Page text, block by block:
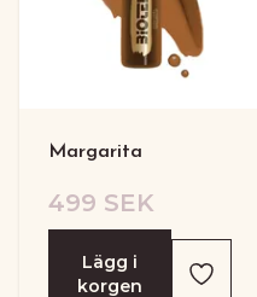
Margarita
499 SEK
Lägg i
korgen